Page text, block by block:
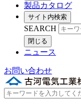
製品カタログ
サイト内検索
SEARCH
閉じる
ニュース
お問い合わせ